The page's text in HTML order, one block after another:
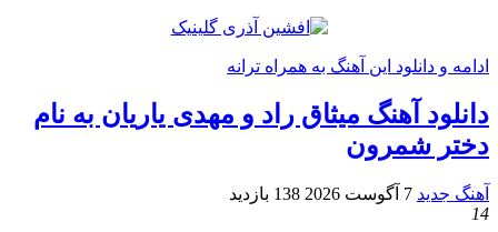
ادامه و دانلود این آهنگ به همراه ترانه
دانلود آهنگ میثاق راد و مهدی یاریان به نام
دختر شمرون
آهنگ جدید 7 آگوست 2026
138 بازدید
14